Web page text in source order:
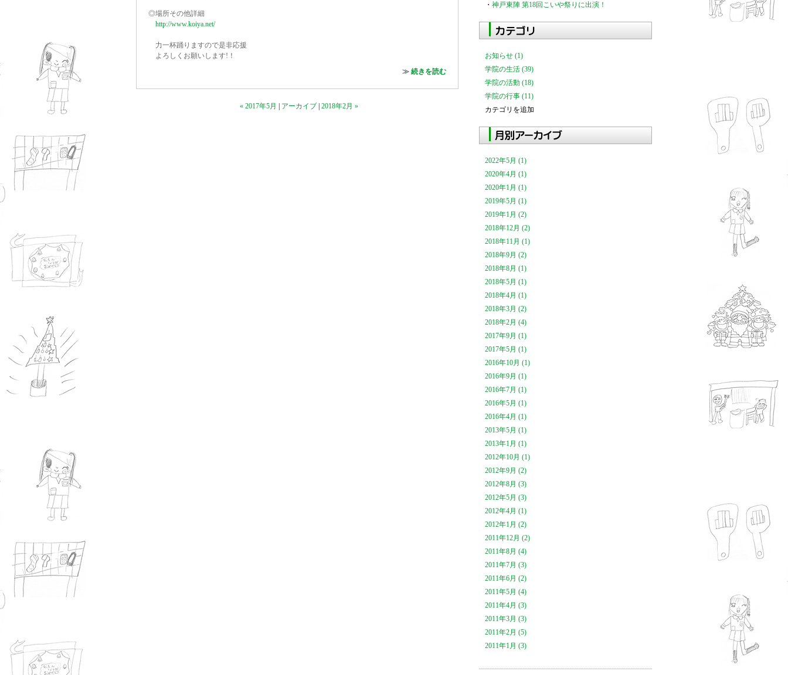
◎場所その他詳細
http://www.koiya.net/
力一杯踊りますので是非応援
よろしくお願いします!！
≫ 続きを読む
« 2017年5月 アーカイブ| 2018年2月 »
・ 神戸東陣 第18回こいや祭りに出演！
お知らせ (1)
学院の生活 (39)
学院の活動 (18)
学院の行事 (11)
カテゴリを追加
2022年5月 (1)
2020年4月 (1)
2020年1月 (1)
2019年5月 (1)
2019年1月 (2)
2018年12月 (2)
2018年11月 (1)
2018年9月 (2)
2018年8月 (1)
2018年5月 (1)
2018年4月 (1)
2018年3月 (2)
2018年2月 (4)
2017年9月 (1)
2017年5月 (1)
2016年10月 (1)
2016年9月 (1)
2016年7月 (1)
2016年5月 (1)
2016年4月 (1)
2013年5月 (1)
2013年1月 (1)
2012年10月 (1)
2012年9月 (2)
2012年8月 (3)
2012年5月 (3)
2012年4月 (1)
2012年1月 (2)
2011年12月 (2)
2011年8月 (4)
2011年7月 (3)
2011年6月 (2)
2011年5月 (4)
2011年4月 (3)
2011年3月 (3)
2011年2月 (5)
2011年1月 (3)